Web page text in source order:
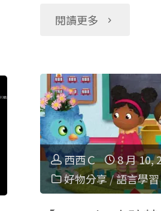
閱讀更多 "【Netflix】
給
小
孩
西西Ｃ
8 月 10,
好物分享/語言學習